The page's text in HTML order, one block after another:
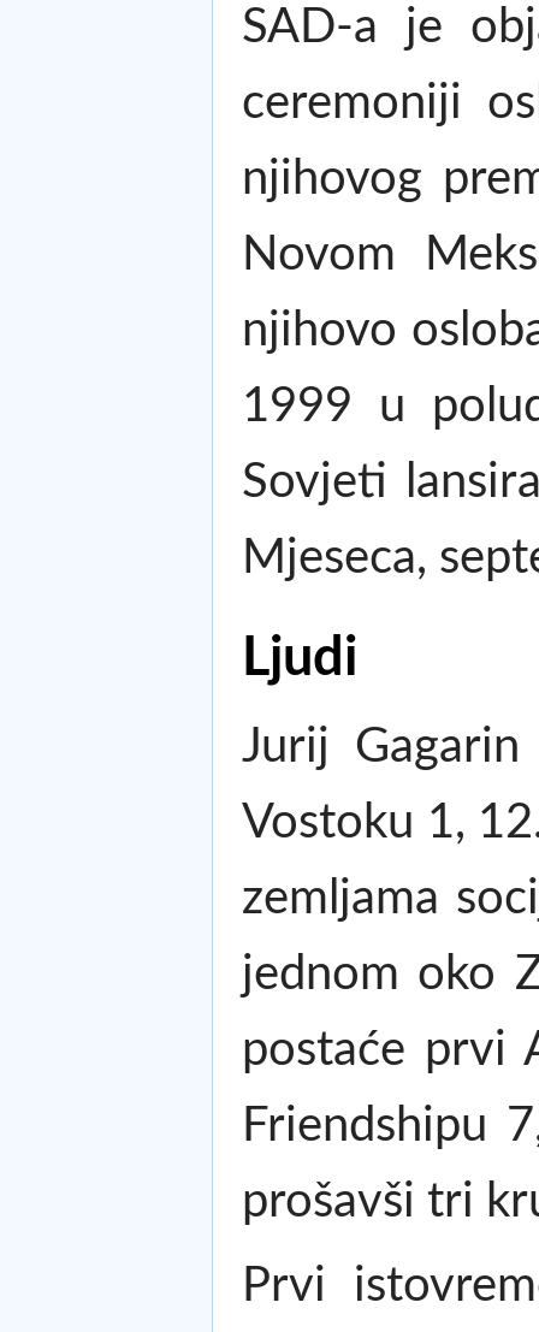
SAD-a je
ceremoniji
njihovog
Novom
njihovo
1999 u
Sovjeti
Mjeseca,
Ljudi
Jurij
Vostoku 1,
zemljama
jednom oko
postaće prvi
Friendshipu
prošavši tri
Prvi